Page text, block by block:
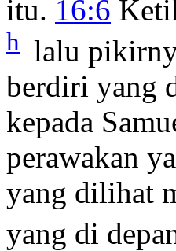
itu. 16:6
h lalu
berdiri yang
kepada
perawakan
yang dilihat
yang di